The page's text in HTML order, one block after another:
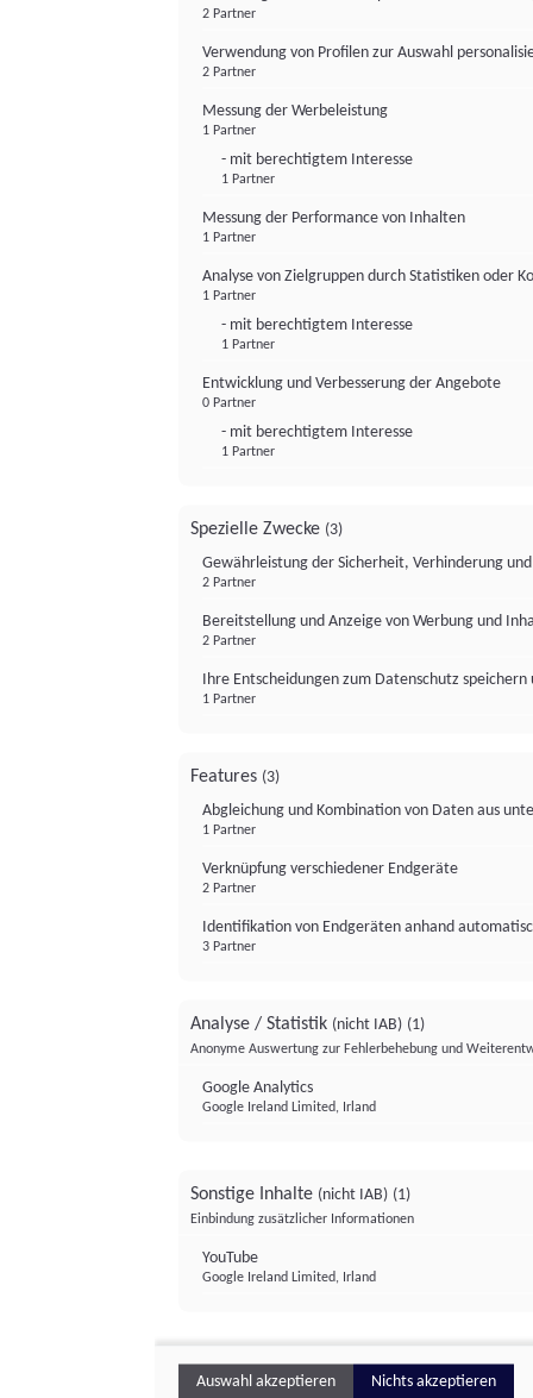
2 Partner
Verwendung von Profilen zur Auswahl
2 Partner
Messung der Werbeleistung
1 Partner
- mit berechtigtem Interesse
1 Partner
Messung der Performance von Inhalten
1 Partner
Analyse von Zielgruppen durch Statistiken oder
1 Partner
- mit berechtigtem Interesse
1 Partner
Entwicklung und Verbesserung der Angebote
0 Partner
- mit berechtigtem Interesse
1 Partner
Spezielle Zwecke (3)
Gewährleistung der Sicherheit, Verhinderung
2 Partner
Bereitstellung und Anzeige von Werbung und
2 Partner
Ihre Entscheidungen zum Datenschutz
1 Partner
Features (3)
Abgleichung und Kombination von Daten aus
1 Partner
Verknüpfung verschiedener Endgeräte
2 Partner
Identifikation von Endgeräten anhand
3 Partner
Analyse / Statistik (nicht IAB) (1)
Anonyme Auswertung zur Fehlerbehebung und
Google Analytics
Google Ireland Limited, Irland
Sonstige Inhalte (nicht IAB) (1)
Einbindung zusätzlicher Informationen
YouTube
Google Ireland Limited, Irland
Auswahl akzeptieren Nichts akzeptieren